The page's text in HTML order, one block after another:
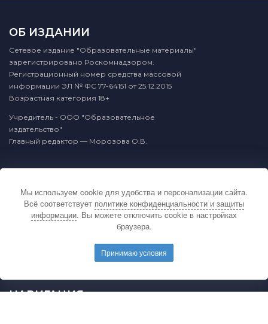
По вопросам связанным с публикацией
материалов на сайте издательства и выдачей
подтверждающих документов обращайтесь на
электронную почту редакции.
mail@pedarticles.ru
+7 (499) 113-47-87
ОБ ИЗДАНИИ
Сетевое издание "Образовательные материалы"
зарегистрировано Роскомнадзором.
Регистрационный номер средства массовой
информации ЭЛ № ФС 77-64151 от 25.12.2015
Возрастная категория 18+
Учредитель - ООО "Образовательное
издательство"
Главный редактор — Морозова О.В.
НАВИГАЦИЯ
Мы используем cookie для удобства и персонализации сайта.
Всё соответствует политике конфиденциальности и защиты
информации. Вы можете отключить cookie в настройках
браузера.
Принимаю условия